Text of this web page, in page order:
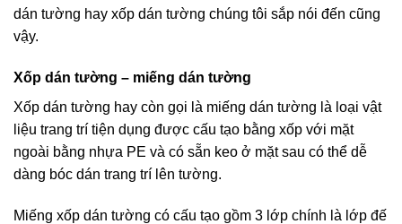
dán tường hay xốp dán tường chúng tôi sắp nói đến cũng
vậy.
Xốp dán tường – miếng dán tường
Xốp dán tường hay còn gọi là miếng dán tường là loại vật
liệu trang trí tiện dụng được cấu tạo bằng xốp với mặt
ngoài bằng nhựa PE và có sẵn keo ở mặt sau có thể dễ
dàng bóc dán trang trí lên tường.
Miếng xốp dán tường có cấu tạo gồm 3 lớp chính là lớp đế